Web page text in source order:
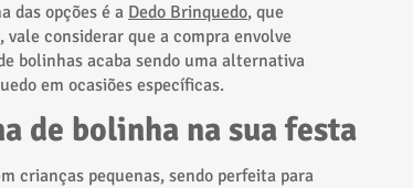
das opções é a Dedo Brinquedo, que
considerar que a compra envolve
bolinhas acaba sendo uma alternativa
em ocasiões específicas.
de bolinha na sua festa
crianças pequenas, sendo perfeita para